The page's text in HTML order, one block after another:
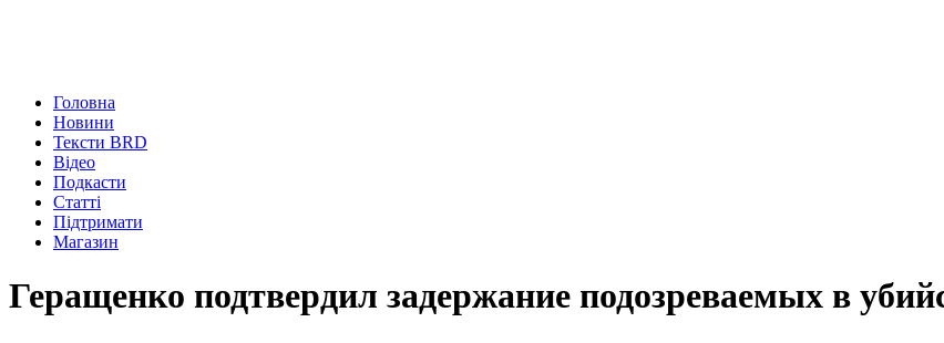
Головна
Новини
Тексти BRD
Відео
Подкасти
Статті
Підтримати
Магазин
Геращенко подтвердил задержание подозреваемых в